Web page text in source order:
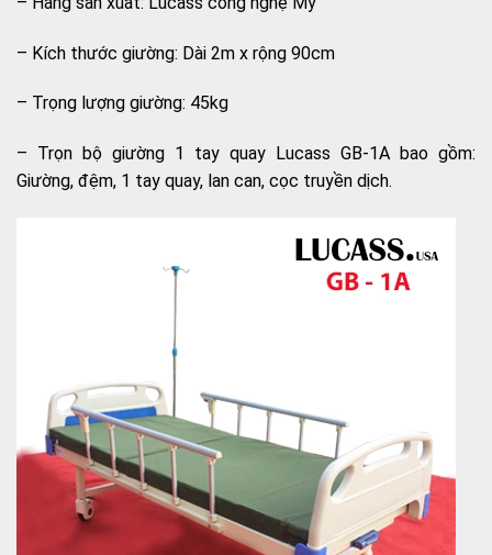
– Kích thước giường: Dài 2m x rộng 90cm
– Trọng lượng giường: 45kg
– Trọn bộ giường 1 tay quay Lucass GB-1A bao gồm:
Giường, đệm, 1 tay quay, lan can, cọc truyền dịch.